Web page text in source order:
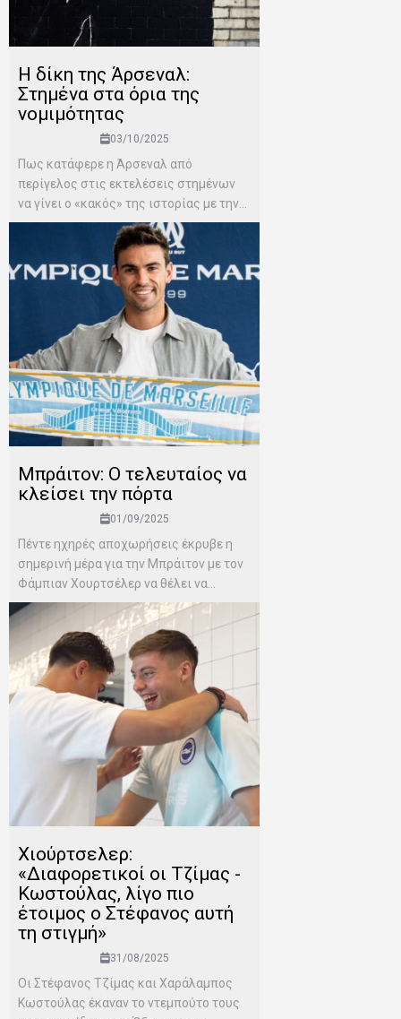
Η δίκη της Άρσεναλ:
Στημένα στα όρια της
νομιμότητας
03/10/2025
Πως κατάφερε η Άρσεναλ από
περίγελος στις εκτελέσεις στημένων
να γίνει ο «κακός» της ιστορίας με την...
Μπράιτον: Ο τελευταίος να
κλείσει την πόρτα
01/09/2025
Πέντε ηχηρές αποχωρήσεις έκρυβε η
σημερινή μέρα για την Μπράιτον με τον
Φάμπιαν Χουρτσέλερ να θέλει να...
Χιούρτσελερ:
«Διαφορετικοί οι Τζίμας -
Κωστούλας, λίγο πιο
έτοιμος ο Στέφανος αυτή
τη στιγμή»
31/08/2025
Οι Στέφανος Τζίμας και Χαράλαμπος
Κωστούλας έκαναν το ντεμπούτο τους